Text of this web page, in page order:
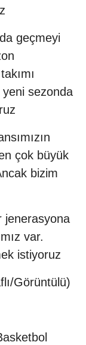
geçmeyi
sezonda
çok büyük
bizim
jenerasyona
var.
istiyoruz
Görüntülü)